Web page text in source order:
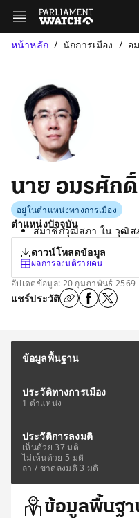
หน้าหลัก นักการเมือง อ
นาย อมรศัก
อยู่ในตำแหน่งทางการเมือง
ตำแหน่งปัจจุบัน
สมาชิกวุฒิสภา ในวุฒิส
ดาวน์โหลดข้อมูล
ผลการลงมติรายคน
อัปเดตข้อมูล: 20 กุมภาพันธ์ 2569
แชร์ประวัติ
ข้อมูลพื้นฐาน
ประวัติทางการเมือง
1 ตำแหน่ง
ประวัติการลงมติ
เห็นด้วย 37 มติ
ไม่เห็นด้วย 5 มติ
ลา / ขาดลงมติ 3 มติ
ข้อมูลพื้นฐา